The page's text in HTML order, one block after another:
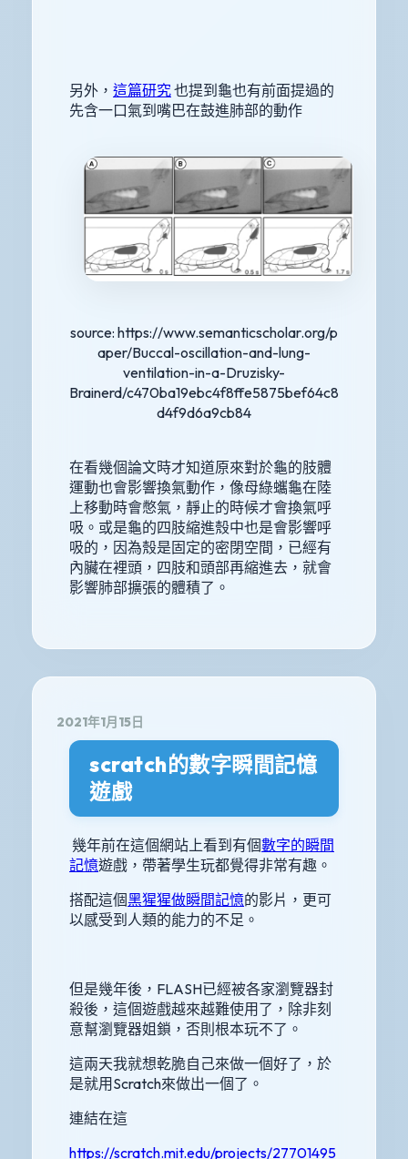
另外， 這篇研究也提到龜也有前面提過的
先含一口氣到嘴巴在鼓進肺部的動作
source: https://www.semanticscholar.org/p
aper/Buccal-oscillation-and-lung-
ventilation-in-a-Druzisky-
Brainerd/c470ba19ebc4f8ffe5875bef64c8
d4f9d6a9cb84
在看幾個論文時才知道原來對於龜的肢體
運動也會影響換氣動作，像母綠蠵龜在陸
上移動時會憋氣，靜止的時候才會換氣呼
吸。或是龜的四肢縮進殼中也是會影響呼
吸的，因為殼是固定的密閉空間，已經有
內臟在裡頭，四肢和頭部再縮進去，就會
影響肺部擴張的體積了。
2021年1月15日
scratch的數字瞬間記憶
遊戲
幾年前在這個網站上看到有個數字的瞬間
記憶遊戲，帶著學生玩都覺得非常有趣。
搭配這個黑猩猩做瞬間記憶的影片，更可
以感受到人類的能力的不足。
但是幾年後，FLASH已經被各家瀏覽器封
殺後，這個遊戲越來越難使用了，除非刻
意幫瀏覽器姐鎖，否則根本玩不了。
這兩天我就想乾脆自己來做一個好了，於
是就用Scratch來做出一個了。
連結在這
https://scratch.mit.edu/projects/27701495